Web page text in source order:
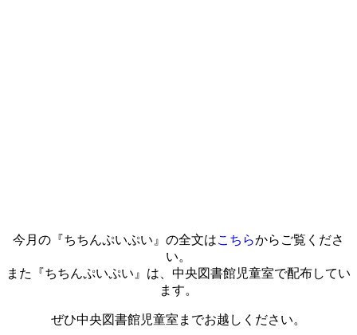
今月の『ちちんぷいぷい』の全文はこちらからご覧くださ
い。
また『ちちんぷいぷい』は、中央図書館児童室で配布してい
ます。
ぜひ中央図書館児童室までお越しください。